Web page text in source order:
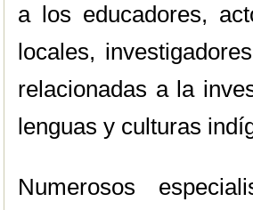
a los educadores,
locales,
relacionadas a la
lenguas y culturas
Numerosos